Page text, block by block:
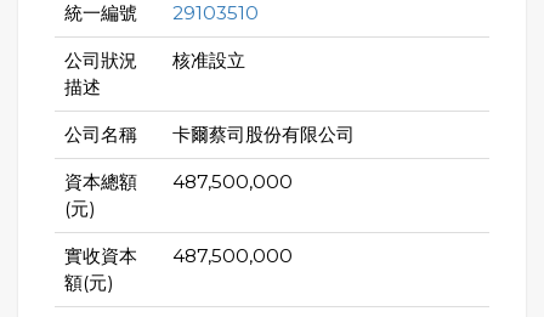
統一編號 29103510
公司狀況
描述
核准設立
公司名稱 卡爾蔡司股份有限公司
資本總額
(元)
487,500,000
實收資本
額(元)
487,500,000